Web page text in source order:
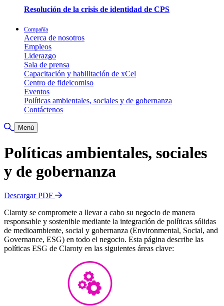
Resolución de la crisis de identidad de CPS
Compañía
Acerca de nosotros
Empleos
Liderazgo
Sala de prensa
Capacitación y habilitación de xCel
Centro de fideicomiso
Eventos
Políticas ambientales, sociales y de gobernanza
Contáctenos
Alternar búsqueda
Menú
Políticas ambientales, sociales
y de gobernanza
Descargar PDF
Claroty se compromete a llevar a cabo su negocio de manera
responsable y sostenible mediante la integración de políticas sólidas
de medioambiente, social y gobernanza (Environmental, Social, and
Governance, ESG) en todo el negocio. Esta página describe las
políticas ESG de Claroty en las siguientes áreas clave: